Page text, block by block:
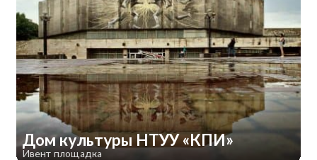
Дом культуры НТУУ «КПИ»
Ивент площадка